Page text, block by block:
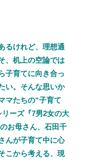
るけれど、理想通
、机上の空論では
子育てに向き合っ
い。そんな思いか
マたちの“子育て
ーズ『7男2女の大
お母さん、石田千
んが子育て中に心
こから考える、現